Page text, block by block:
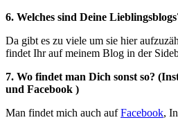
6. Welches sind Deine
Da gibt es zu viele um sie hier
findet Ihr auf meinem Blog in der
7. Wo findet man Dich sonst so?
und Facebook )
Man findet mich auch aufFacebook,